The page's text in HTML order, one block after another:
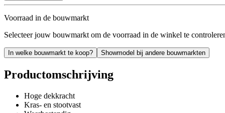
Voorraad in de bouwmarkt
Selecteer jouw bouwmarkt om de voorraad in de winkel te
In welke bouwmarkt te koop? Showmodel bij andere bouwmarkten
Productomschrijving
Hoge dekkracht
Kras- en stootvast